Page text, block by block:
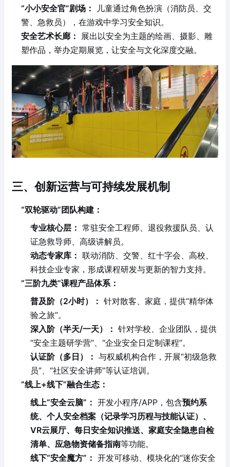
“小小安全官”剧场：
儿童通过角色扮演（消防员、交
警、急救员），在游戏中学习安全知识。
安全艺术长廊：
展出以安全为主题的绘画、摄影、雕
塑作品，举办定期展览，让安全与文化深度交融。
三、创新运营与可持续发展机制
“双轮驱动”团队构建：
专业核心层： 常驻安全工程师、退役救援队员、认
证急救导师、高级讲解员。
动态专家库： 联动消防、交警、红十字会、高校、
科技企业专家，形成课程研发与更新的智力支持。
“三阶九类”课程产品体系：
普及阶（2小时）： 针对散客、家庭，提供“精华体
验之旅”。
深入阶（半天/一天）： 针对学校、企业团队，提供
“安全主题研学营”、“企业安全日定制课程”。
认证阶（多日）： 与权威机构合作，开展“初级急救
员”、“社区安全讲师”等认证培训。
“线上+线下”融合生态：
线上“安全云脑”： 开发小程序/APP，包含预约系
统、个人安全档案（记录学习历程与技能认证）、
VR云展厅、每日安全知识推送、家庭安全隐患自检
清单、应急物资储备指南等功能。
线下“安全魔方”： 开发可移动、模块化的“迷你安全